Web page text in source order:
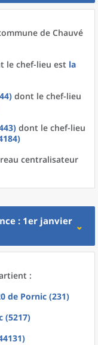
de Chauvé
le chef-lieu est la
dont le chef-lieu
dont le chef-lieu
centralisateur
: 1er janvier
:
de Pornic (231)
(5217)